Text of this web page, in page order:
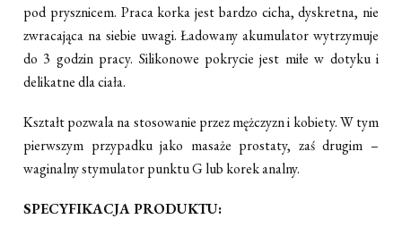
pod prysznicem. Praca korka jest bardzo cicha, dyskretna, nie
zwracająca na siebie uwagi. Ładowany akumulator wytrzymuje
do 3 godzin pracy. Silikonowe pokrycie jest miłe w dotyku i
delikatne dla ciała.
Kształt pozwala na stosowanie przez mężczyzn i kobiety. W tym
pierwszym przypadku jako masaże prostaty, zaś drugim –
waginalny stymulator punktu G lub korek analny.
SPECYFIKACJA PRODUKTU: